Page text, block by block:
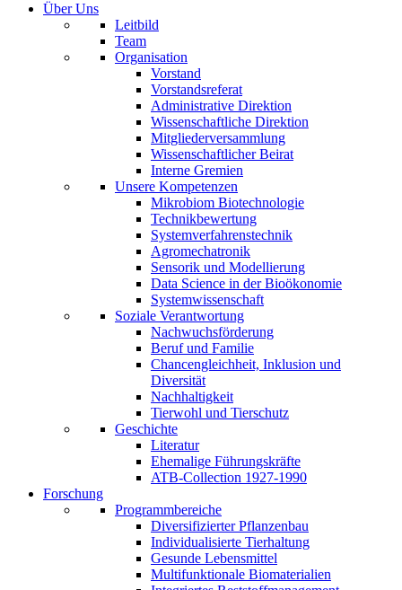
Über Uns
Leitbild
Team
Organisation
Vorstand
Vorstandsreferat
Administrative Direktion
Wissenschaftliche Direktion
Mitgliederversammlung
Wissenschaftlicher Beirat
Interne Gremien
Unsere Kompetenzen
Mikrobiom Biotechnologie
Technikbewertung
Systemverfahrenstechnik
Agromechatronik
Sensorik und Modellierung
Data Science in der Bioökonomie
Systemwissenschaft
Soziale Verantwortung
Nachwuchsförderung
Beruf und Familie
Chancengleichheit, Inklusion und
Diversität
Nachhaltigkeit
Tierwohl und Tierschutz
Geschichte
Literatur
Ehemalige Führungskräfte
ATB-Collection 1927-1990
Forschung
Programmbereiche
Diversifizierter Pflanzenbau
Individualisierte Tierhaltung
Gesunde Lebensmittel
Multifunktionale Biomaterialien